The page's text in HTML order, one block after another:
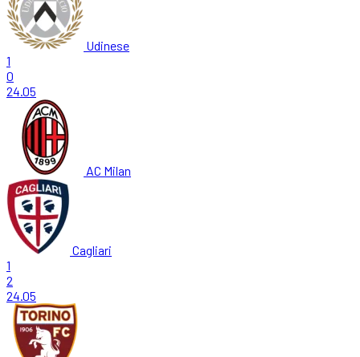
Udinese
1
0
24.05
AC Milan
Cagliari
1
2
24.05